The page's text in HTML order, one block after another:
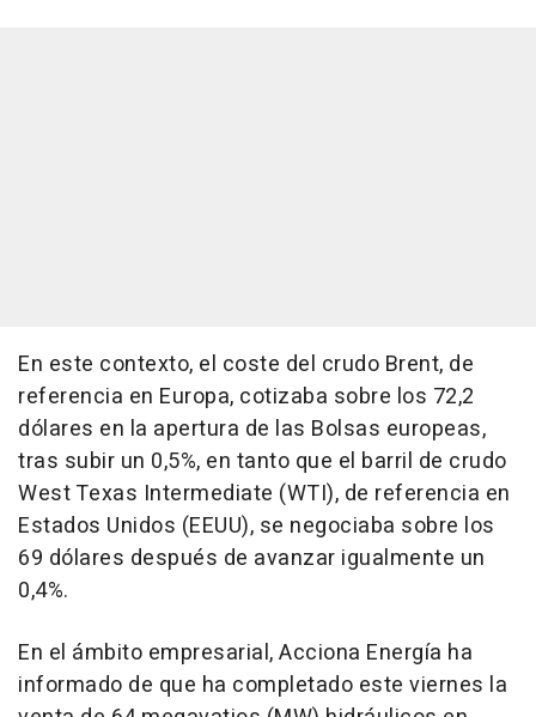
En este contexto, el coste del crudo Brent, de
referencia en Europa, cotizaba sobre los 72,2
dólares en la apertura de las Bolsas europeas,
tras subir un 0,5%, en tanto que el barril de crudo
West Texas Intermediate (WTI), de referencia en
Estados Unidos (EEUU), se negociaba sobre los
69 dólares después de avanzar igualmente un
0,4%.
En el ámbito empresarial, Acciona Energía ha
informado de que ha completado este viernes la